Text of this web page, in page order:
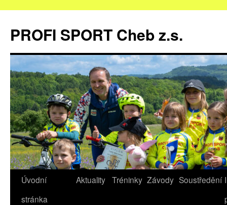
obsahu
webu
PROFI SPORT Cheb z.s.
Úvodní
stránka
Aktuality Tréninky Závody Soustředění